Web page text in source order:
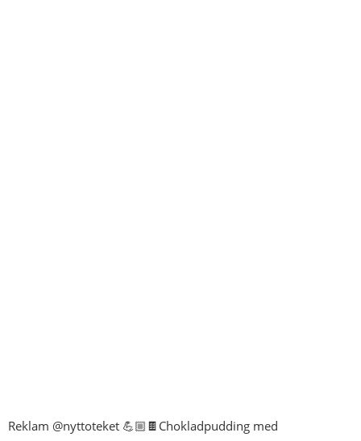
Reklam @nyttoteket 💪🏼🍫Chokladpudding med